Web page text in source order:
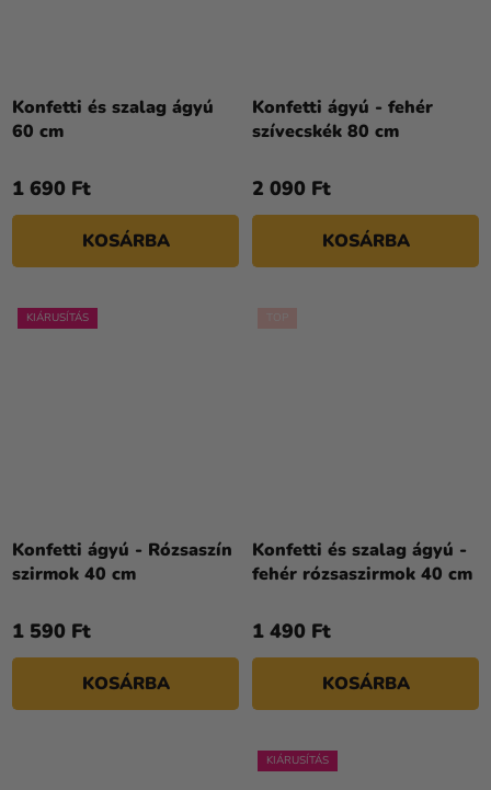
Konfetti és szalag ágyú
60 cm
1 690 Ft
KOSÁRBA
Konfetti ágyú - fehér
szívecskék 80 cm
2 090 Ft
KOSÁRBA
KIÁRUSÍTÁS
Konfetti ágyú - Rózsaszín
szirmok 40 cm
1 590 Ft
KOSÁRBA
Konfetti és szalag ágyú -
fehér rózsaszirmok 40 cm
1 490 Ft
KOSÁRBA
KIÁRUSÍTÁS